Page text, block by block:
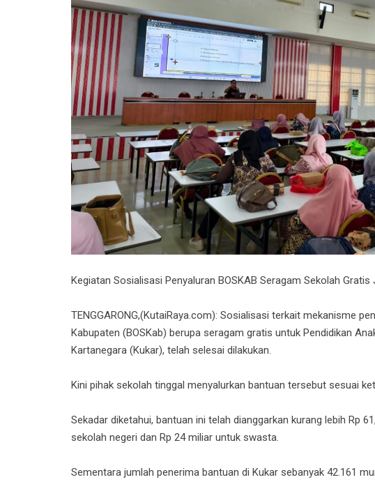
Kegiatan Sosialisasi Penyaluran BOSKAB Seragam Sekolah
TENGGARONG,(KutaiRaya.com): Sosialisasi terkait mekanisme
Kabupaten (BOSKab) berupa seragam gratis untuk Pendidikan
Kartanegara (Kukar), telah selesai dilakukan.
Kini pihak sekolah tinggal menyalurkan bantuan tersebut sesuai
Sekadar diketahui, bantuan ini telah dianggarkan kurang lebih Rp
sekolah negeri dan Rp 24 miliar untuk swasta.
Sementara jumlah penerima bantuan di Kukar sebanyak 42.161